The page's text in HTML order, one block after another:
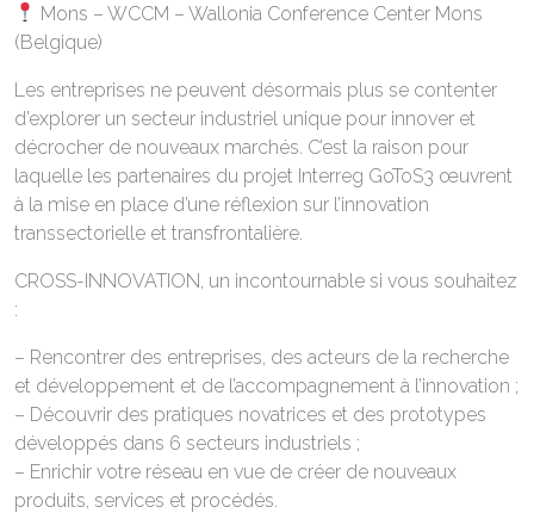
Mons – WCCM – Wallonia Conference Center Mons
(Belgique)
Les entreprises ne peuvent désormais plus se contenter
d’explorer un secteur industriel unique pour innover et
décrocher de nouveaux marchés. C’est la raison pour
laquelle les partenaires du projet Interreg GoToS3 œuvrent
à la mise en place d’une réflexion sur l’innovation
transsectorielle et transfrontalière.
CROSS-INNOVATION, un incontournable si vous souhaitez
:
– Rencontrer des entreprises, des acteurs de la recherche
et développement et de l’accompagnement à l’innovation ;
– Découvrir des pratiques novatrices et des prototypes
développés dans 6 secteurs industriels ;
– Enrichir votre réseau en vue de créer de nouveaux
produits, services et procédés.